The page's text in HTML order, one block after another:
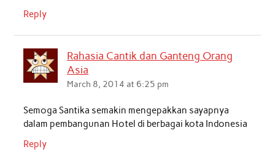
Reply
Rahasia Cantik dan Ganteng Orang
Asia
March 8, 2014 at 6:25 pm
Semoga Santika semakin mengepakkan sayapnya
dalam pembangunan Hotel di berbagai kota Indonesia
Reply